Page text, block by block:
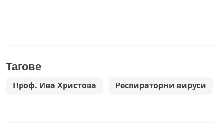
Тагове
Проф. Ива Христова Респираторни вируси